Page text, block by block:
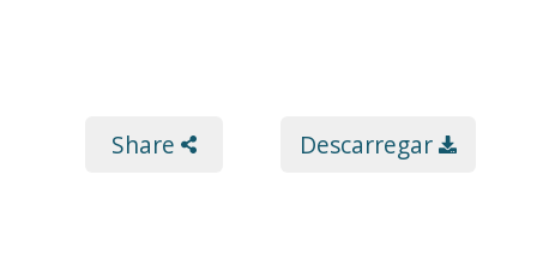
Share Descarregar